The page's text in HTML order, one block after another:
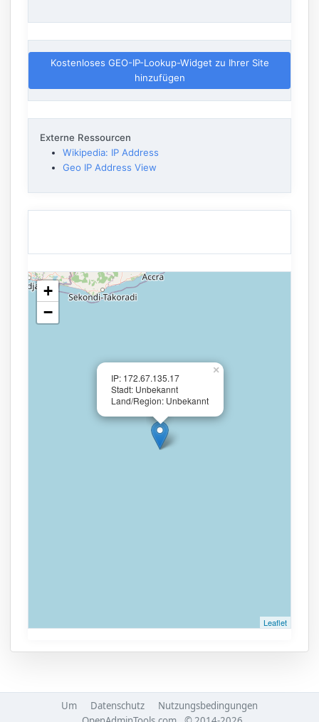
Kostenloses GEO-IP-Lookup-Widget zu Ihrer Site
hinzufügen
Externe Ressourcen
Wikipedia: IP Address
Geo IP Address View
IP: 172.67.135.17
Stadt: Unbekannt
Land/Region: Unbekannt
×
+
−
Leaflet
Um Datenschutz
Nutzungsbedingungen